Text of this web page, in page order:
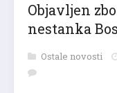
Objavljen
nestanka
Ostale novosti